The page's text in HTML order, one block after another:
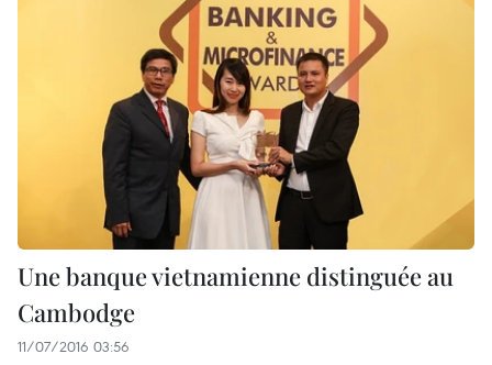
Une banque vietnamienne distinguée au
Cambodge
11/07/2016 03:56